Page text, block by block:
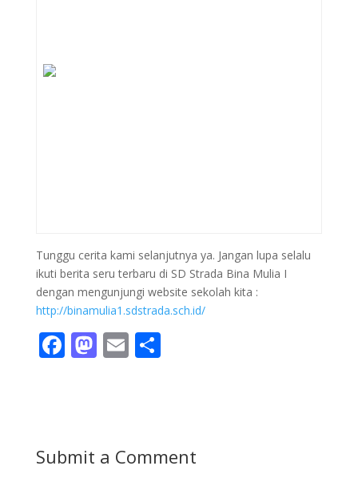
Tunggu cerita kami selanjutnya ya. Jangan lupa selalu
ikuti berita seru terbaru di SD Strada Bina Mulia I
dengan mengunjungi website sekolah kita :
http://binamulia1.sdstrada.sch.id/
F
o
M
o
E S
Submit a Comment